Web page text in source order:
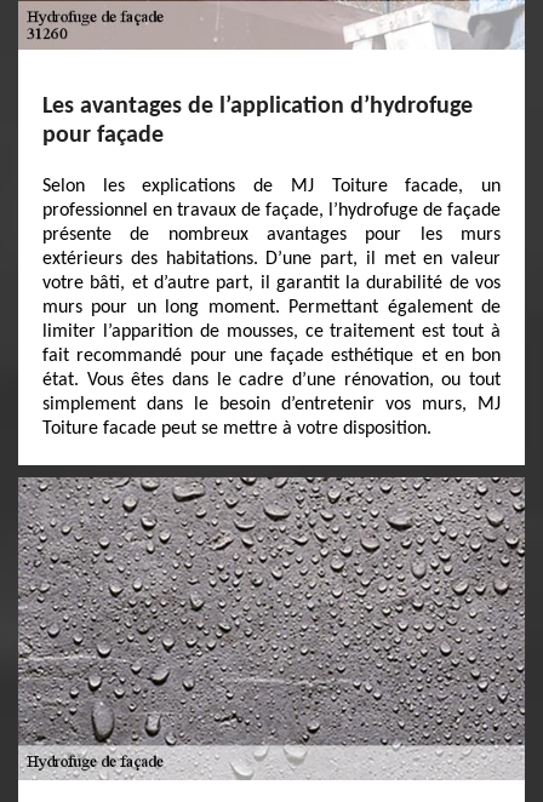
Les avantages de l’application d’hydrofuge
pour façade
Selon les explications de MJ Toiture facade, un
professionnel en travaux de façade, l’hydrofuge de façade
présente de nombreux avantages pour les murs
extérieurs des habitations. D’une part, il met en valeur
votre bâti, et d’autre part, il garantit la durabilité de vos
murs pour un long moment. Permettant également de
limiter l’apparition de mousses, ce traitement est tout à
fait recommandé pour une façade esthétique et en bon
état. Vous êtes dans le cadre d’une rénovation, ou tout
simplement dans le besoin d’entretenir vos murs, MJ
Toiture facade peut se mettre à votre disposition.